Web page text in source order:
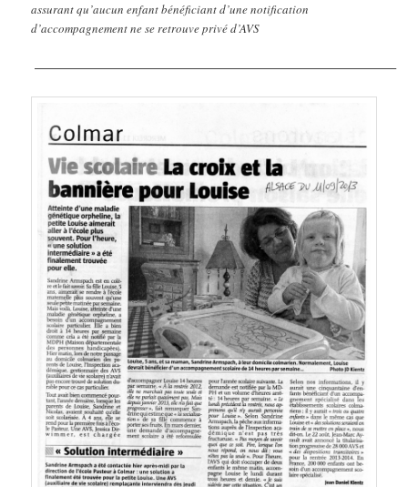
assurant qu’aucun enfant bénéficiant d’une notification
d’accompagnement ne se retrouve privé d’AVS
——————————————————————————————–